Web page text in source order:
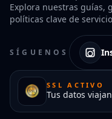
Explora nuestras guías,
políticas clave de
SÍGUENOS
SSL ACTIVO
Tus datos